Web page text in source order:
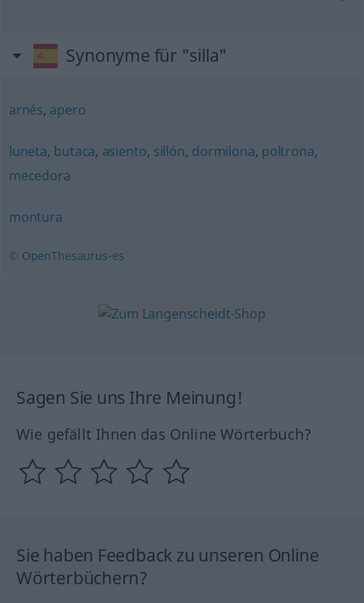
Synonyme für "silla"
arnés, apero
luneta, butaca, asiento, sillón, dormilona, poltrona,
mecedora
montura
© OpenThesaurus-es
Sagen Sie uns Ihre Meinung!
Wie gefällt Ihnen das Online Wörterbuch?
Sie haben Feedback zu unseren Online
Wörterbüchern?